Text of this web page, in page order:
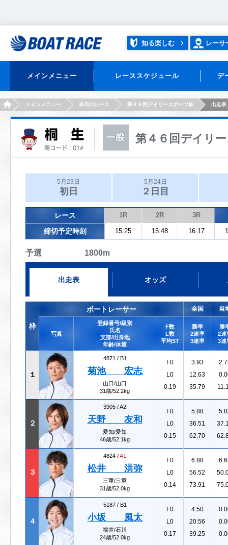
知る楽しむ レーサ
メインメニュー レーススケジュール デ
HOMEメインメニュー 本日のレース 第４６回デイリースポーツ杯 出走表
第４６回デイリ
5月23日
初日
5月24日
２日目
レース 1R 2R 3R
締切予定時刻 15:25 15:48 16:17
予選 1800m
出走表 オッズ
枠
ボートレーサー 全国 当
写真
登録番号/級別
氏名
支部/出身地
年齢/体重
F数
L数
平均ST
勝率
2連率
3連率
勝
2連
3連
１
4871 / B1
菊池 宏志
山口/山口
31歳/52.2kg
F0
L0
0.19
3.93
12.63
35.79
２
3905 /A2
天野 友和
愛知/愛知
46歳/52.1kg
F0
L0
0.15
5.88
36.51
62.70
３
4824 /A1
松井 洪弥
三重/三重
31歳/52.0kg
F0
L0
0.14
6.88
56.52
73.91
４
5187 / B1
小坂 風太
福井/石川
24歳/52.0kg
F0
L0
0.17
4.50
20.56
39.25